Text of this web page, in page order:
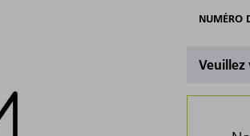
NUMÉRO
Veuillez